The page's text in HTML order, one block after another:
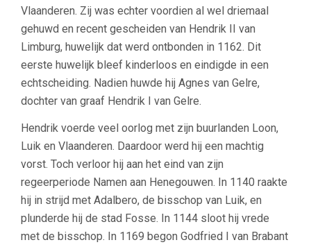
Vlaanderen. Zij was echter voordien al wel driemaal
gehuwd en recent gescheiden van Hendrik II van
Limburg, huwelijk dat werd ontbonden in 1162. Dit
eerste huwelijk bleef kinderloos en eindigde in een
echtscheiding. Nadien huwde hij Agnes van Gelre,
dochter van graaf Hendrik I van Gelre.
Hendrik voerde veel oorlog met zijn buurlanden Loon,
Luik en Vlaanderen. Daardoor werd hij een machtig
vorst. Toch verloor hij aan het eind van zijn
regeerperiode Namen aan Henegouwen. In 1140 raakte
hij in strijd met Adalbero, de bisschop van Luik, en
plunderde hij de stad Fosse. In 1144 sloot hij vrede
met de bisschop. In 1169 begon Godfried I van Brabant